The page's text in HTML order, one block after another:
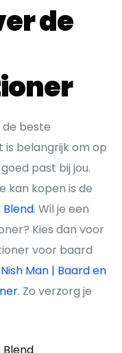
de
de beste
is belangrijk om op
past bij jou.
kan kopen is de
. Wil je een
Kies dan voor
voor baard
Nish Man | Baard en
. Zo verzorg je